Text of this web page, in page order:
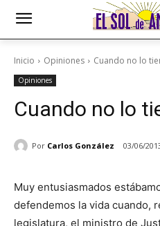
Inicio Opiniones Cuando no lo
Opiniones
Cuando no lo
Por Carlos González 03/06/
Muy entusiasmados
defendemos la vida cuando,
legislatura, el ministro de